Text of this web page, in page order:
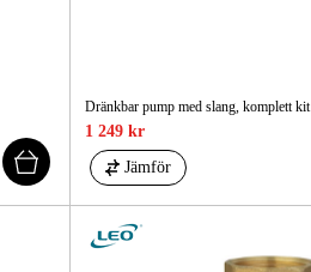
Dränkbar pump med slang, komplett kit
1 249 kr
Jämför